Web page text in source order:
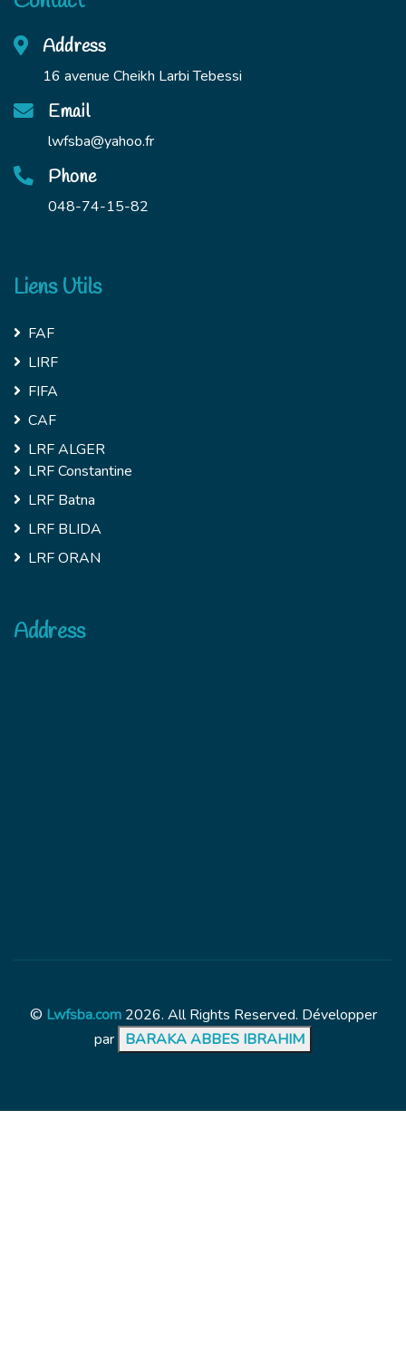
Address
16 avenue Cheikh Larbi Tebessi
Email
lwfsba@yahoo.fr
Phone
048-74-15-82
Liens Utils
FAF
LIRF
FIFA
CAF
LRF ALGER
LRF Constantine
LRF Batna
LRF BLIDA
LRF ORAN
Address
© Lwfsba.com 2026. All Rights Reserved. Développer
par BARAKA ABBES IBRAHIM